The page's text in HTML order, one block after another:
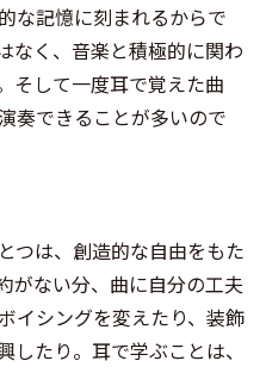
な記憶に刻まれるからで
なく、音楽と積極的に関わ
そして一度耳で覚えた曲
奏できることが多いので
つは、創造的な自由をもた
がない分、曲に自分の工夫
イシングを変えたり、装飾
たり。耳で学ぶことは、